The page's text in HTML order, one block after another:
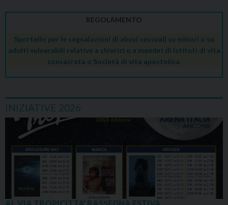
REGOLAMENTO
Sportello per le segnalazioni di abusi sessuali su minori o su
adulti vulnerabili relative a chierici o a membri di Istituti di vita
consacrata o Società di vita apostolica.
INIZIATIVE 2026